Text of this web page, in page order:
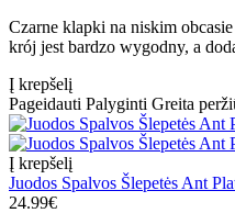
Czarne klapki na niskim
krój jest bardzo wygodny, a
Į krepšelį
Pageidauti Palyginti Greita
Į krepšelį
Juodos Spalvos Šlepetės Ant
24.99€